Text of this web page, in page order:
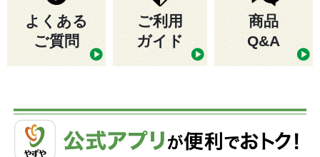
よくある
ご質問
ご利用
ガイド
商品
Q&A